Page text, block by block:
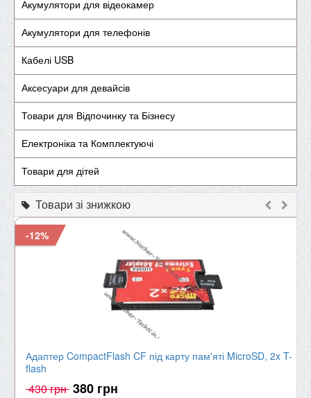
Акумулятори для відеокамер
Акумулятори для телефонів
Кабелі USB
Аксесуари для девайсів
Товари для Відпочинку та Бізнесу
Електроніка та Комплектуючі
Товари для дітей
Товари зі знижкою
-12%
Адаптер CompactFlash CF під карту пам'яті MicroSD, 2x T-
flash
430 грн 380 грн